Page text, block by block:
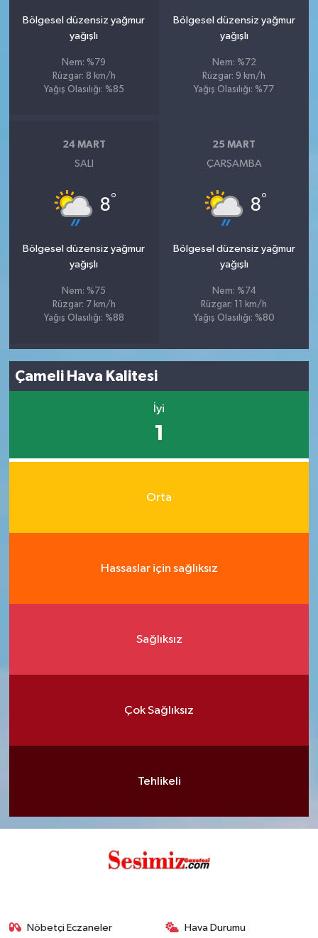
Bölgesel düzensiz yağmur
yağışlı
Nem: %79
Rüzgar: 8 km/h
Yağış Olasılığı: %85
Bölgesel düzensiz yağmur
yağışlı
Nem: %72
Rüzgar: 9 km/h
Yağış Olasılığı: %77
24 MART
SALI
8°
Bölgesel düzensiz yağmur
yağışlı
Nem: %75
Rüzgar: 7 km/h
Yağış Olasılığı: %88
25 MART
ÇARŞAMBA
8°
Bölgesel düzensiz yağmur
yağışlı
Nem: %74
Rüzgar: 11 km/h
Yağış Olasılığı: %80
Çameli Hava Kalitesi
İyi
1
Orta
Hassaslar için sağlıksız
Sağlıksız
Çok Sağlıksız
Tehlikeli
Nöbetçi Eczaneler Hava Durumu